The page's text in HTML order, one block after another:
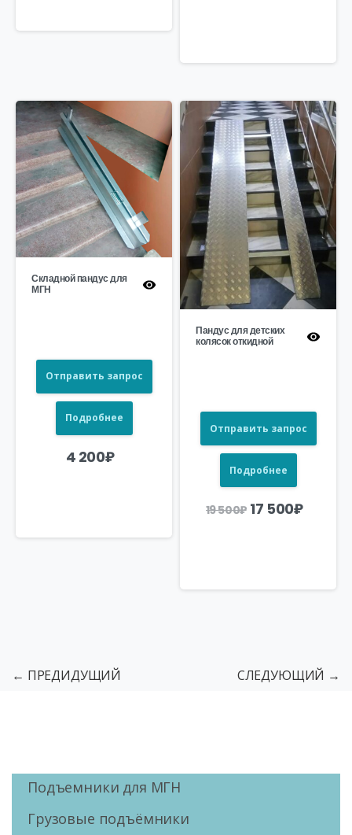
Складной пандус для
МГН
Отправить запрос
Подробнее
4 200₽
Пандус для детских
колясок откидной
Отправить запрос
Подробнее
19 500₽ цена
17 500₽
← ПРЕДИДУЩИЙ СЛЕДУЮЩИЙ →
Подъемники для МГН
Грузовые подъёмники